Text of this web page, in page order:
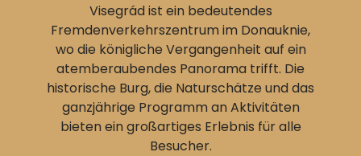
Visegrád ist ein bedeutendes
Fremdenverkehrszentrum im Donauknie,
wo die königliche Vergangenheit auf ein
atemberaubendes Panorama trifft. Die
historische Burg, die Naturschätze und das
ganzjährige Programm an Aktivitäten
bieten ein großartiges Erlebnis für alle
Besucher.